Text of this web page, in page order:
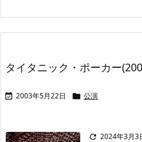
タイタニック・ポーカー
 2003年5月22日  公演
 2024年3月3